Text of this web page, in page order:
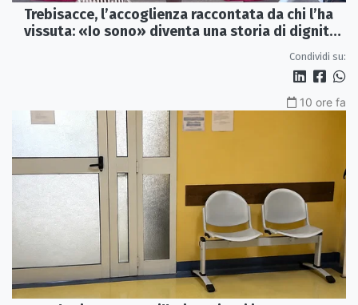
Trebisacce, l’accoglienza raccontata da chi l’ha
vissuta: «Io sono» diventa una storia di dignità
Condividi su:
10 ore fa